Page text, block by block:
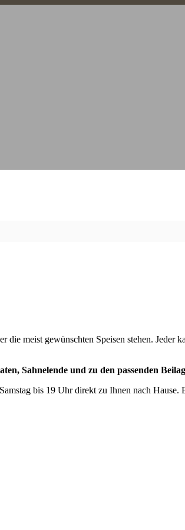
meist gewünschten Speisen stehen. Jeder
Sahnelende und zu den passenden
bis 19 Uhr direkt zu Ihnen nach